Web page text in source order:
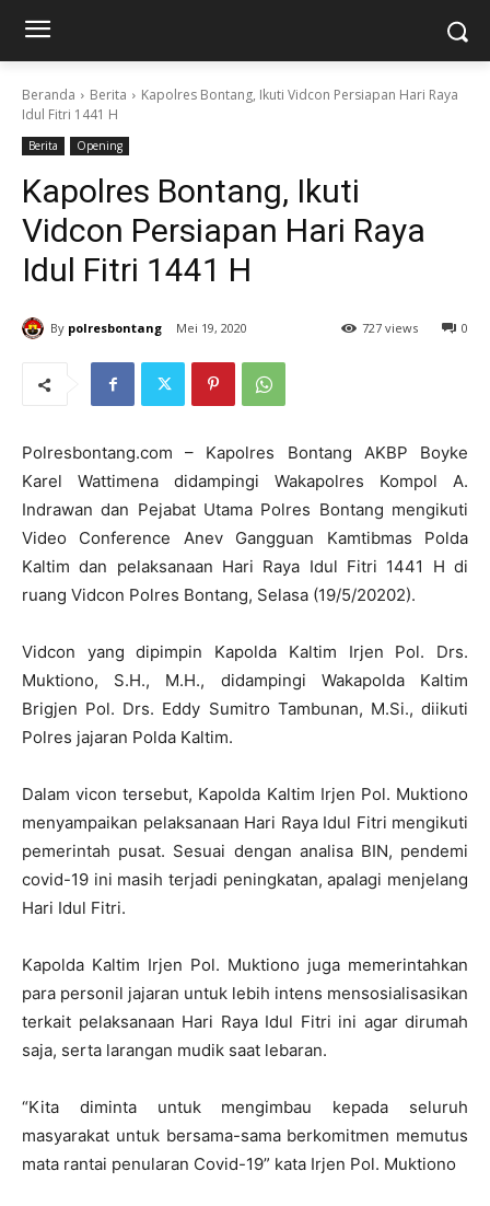
Beranda Berita
Kapolres Bontang, Ikuti Vidcon Persiapan Hari Raya
Idul Fitri 1441 H
Berita Opening
Kapolres Bontang, Ikuti
Vidcon Persiapan Hari Raya
Idul Fitri 1441 H
By polresbontang Mei 19, 2020 0
727 views
Polresbontang.com – Kapolres Bontang AKBP Boyke
Karel Wattimena didampingi Wakapolres Kompol A.
Indrawan dan Pejabat Utama Polres Bontang mengikuti
Video Conference Anev Gangguan Kamtibmas Polda
Kaltim dan pelaksanaan Hari Raya Idul Fitri 1441 H di
ruang Vidcon Polres Bontang, Selasa (19/5/20202).
Vidcon yang dipimpin Kapolda Kaltim Irjen Pol. Drs.
Muktiono, S.H., M.H., didampingi Wakapolda Kaltim
Brigjen Pol. Drs. Eddy Sumitro Tambunan, M.Si., diikuti
Polres jajaran Polda Kaltim.
Dalam vicon tersebut, Kapolda Kaltim Irjen Pol. Muktiono
menyampaikan pelaksanaan Hari Raya Idul Fitri mengikuti
pemerintah pusat. Sesuai dengan analisa BIN, pendemi
covid-19 ini masih terjadi peningkatan, apalagi menjelang
Hari Idul Fitri.
Kapolda Kaltim Irjen Pol. Muktiono juga memerintahkan
para personil jajaran untuk lebih intens mensosialisasikan
terkait pelaksanaan Hari Raya Idul Fitri ini agar dirumah
saja, serta larangan mudik saat lebaran.
“Kita diminta untuk mengimbau kepada seluruh
masyarakat untuk bersama-sama berkomitmen memutus
mata rantai penularan Covid-19” kata Irjen Pol. Muktiono